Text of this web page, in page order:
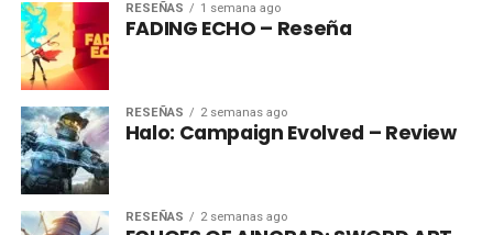
RESEÑAS 1 semana ago
FADING ECHO – Reseña
RESEÑAS 2 semanas ago
Halo: Campaign Evolved – Review
RESEÑAS 2 semanas ago